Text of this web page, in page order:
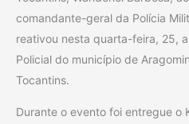
comandante-geral da Polícia
reativou nesta quarta-feira, 25,
Policial do município de
Tocantins.
Durante o evento foi entregue o